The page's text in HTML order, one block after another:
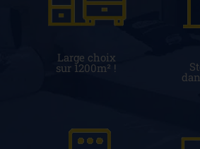
Large choix
sur 1200m² !